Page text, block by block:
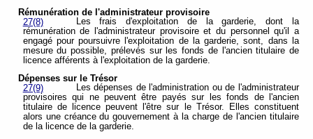
Rémunération de l'administrateur provisoire
27(8)
Les frais d'exploitation de la garderie, dont la
rémunération de l'administrateur provisoire et du personnel qu'il a
engagé pour poursuivre l'exploitation de la garderie, sont, dans la
mesure du possible, prélevés sur les fonds de l'ancien titulaire de
licence afférents à l'exploitation de la garderie.
Dépenses sur le Trésor
27(9)
Les dépenses de l'administration ou de l'administrateur
provisoires qui ne peuvent être payés sur les fonds de l'ancien
titulaire de licence peuvent l'être sur le Trésor. Elles constituent
alors une créance du gouvernement à la charge de l'ancien titulaire
de la licence de la garderie.